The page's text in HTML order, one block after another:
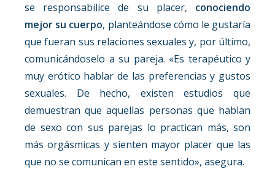
se responsabilice de su placer, conociendo
mejor su cuerpo, planteándose cómo le gustaría
que fueran sus relaciones sexuales y, por último,
comunicándoselo a su pareja. «Es terapéutico y
muy erótico hablar de las preferencias y gustos
sexuales. De hecho, existen estudios que
demuestran que aquellas personas que hablan
de sexo con sus parejas lo practican más, son
más orgásmicas y sienten mayor placer que las
que no se comunican en este sentido», asegura.